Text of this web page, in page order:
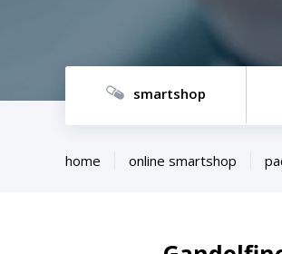
smartshop
home online smartshop